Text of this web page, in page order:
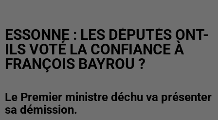
ESSONNE : LES DÉPUTÉS ONT-
ILS VOTÉ LA CONFIANCE À
FRANÇOIS BAYROU ?
Le Premier ministre déchu va présenter
sa démission.